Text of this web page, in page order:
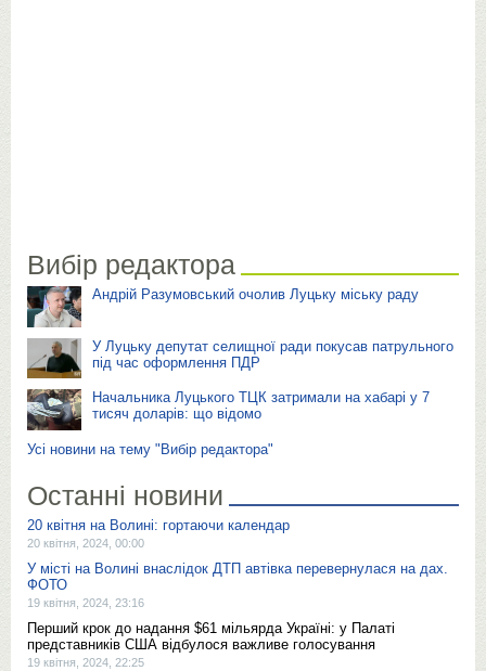
Вибір редактора
Андрій Разумовський очолив Луцьку міську раду
У Луцьку депутат селищної ради покусав патрульного
під час оформлення ПДР
Начальника Луцького ТЦК затримали на хабарі у 7
тисяч доларів: що відомо
Усі новини на тему "Вибір редактора"
Останні новини
20 квітня на Волині: гортаючи календар
20 квітня, 2024, 00:00
У місті на Волині внаслідок ДТП автівка перевернулася на дах.
ФОТО
19 квітня, 2024, 23:16
Перший крок до надання $61 мільярда Україні: у Палаті
представників США відбулося важливе голосування
19 квітня, 2024, 22:25